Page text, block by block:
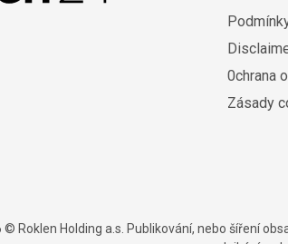
0chrana
Zásady
© Roklen Holding a.s. Publikování, nebo šíření